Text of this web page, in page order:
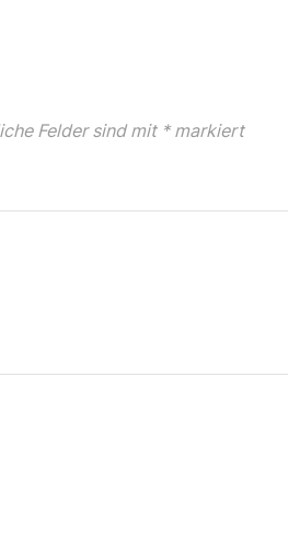
Felder sind mit *markiert